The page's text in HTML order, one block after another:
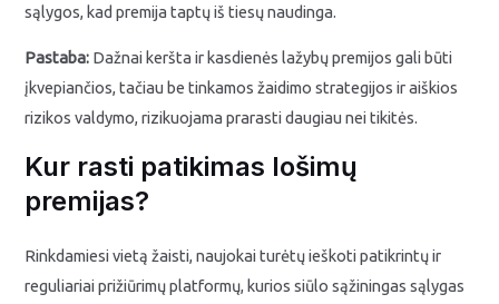
sąlygos, kad premija taptų iš tiesų naudinga.
Pastaba: Dažnai keršta ir kasdienės lažybų premijos gali būti
įkvepiančios, tačiau be tinkamos žaidimo strategijos ir aiškios
rizikos valdymo, rizikuojama prarasti daugiau nei tikitės.
Kur rasti patikimas lošimų
premijas?
Rinkdamiesi vietą žaisti, naujokai turėtų ieškoti patikrintų ir
reguliariai prižiūrimų platformų, kurios siūlo sąžiningas sąlygas